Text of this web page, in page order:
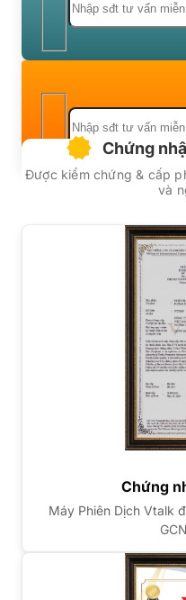
Chứng
Được kiểm chứng & cấp
và
Chứng
Máy Phiên Dịch Vtalk